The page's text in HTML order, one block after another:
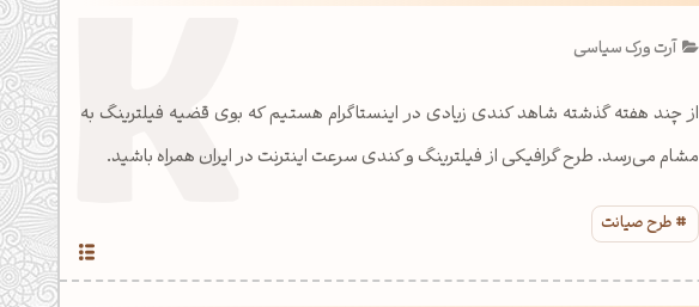
آرت ورک سیاسی
از چند هفته گذشته شاهد کندی زیادی در اینستاگرام هستیم که بوی قضیه فیلترینگ به
مشام می‌رسد. طرح گرافیکی از فیلترینگ و کندی سرعت اینترنت در ایران همراه باشید.
طرح صیانت